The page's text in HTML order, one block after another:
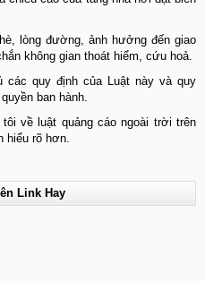
lòng đường, ảnh hưởng đến giao
không gian thoát hiểm, cứu hoả.
các quy định của Luật này và quy
ban hành.
về luật quảng cáo ngoài trời trên
hiểu rõ hơn.